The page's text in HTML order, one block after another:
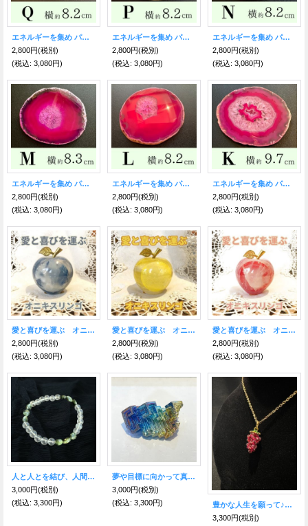
エネルギーを集め パワーを高める！瑪瑙（めのう）プレート ■Mサイズ■Q【約8.2センチ×7.7センチ】
2,800円(税別)
(税込: 3,080円)
エネルギーを集め パワーを高める！瑪瑙（めのう）プレート ■Mサイズ■P【約8.5センチ×8センチ】
2,800円(税別)
(税込: 3,080円)
エネルギーを集め パワーを高める！瑪瑙（めのう）プレート ■Mサイズ■N【約8.2センチ×7.4センチ】
2,800円(税別)
(税込: 3,080円)
エネルギーを集め パワーを高める！瑪瑙（めのう）プレート ■Mサイズ■M【約8.3センチ×7.2センチ】
2,800円(税別)
(税込: 3,080円)
エネルギーを集め パワーを高める！瑪瑙（めのう）プレート ■Mサイズ■L【約8.2センチ×7.2センチ】
2,800円(税別)
(税込: 3,080円)
エネルギーを集め パワーを高める！瑪瑙（めのう）プレート ■Mサイズ■K【約9.7センチ×7.8センチ】
2,800円(税別)
(税込: 3,080円)
愛と喜びを運ぶ オニキスりんご青色
2,800円(税別)
(税込: 3,080円)
愛と喜びを運ぶ オニキスりんご黄色
2,800円(税別)
(税込: 3,080円)
愛と喜びを運ぶ オニキスりんご桃色
2,800円(税別)
(税込: 3,080円)
人と人とを結び、人間関係を円滑にするセラフィナイト＆水晶ブレス
3,000円(税別)
(税込: 3,300円)
夢や目標に向かって真っ直ぐ前進させ、成功へ導く！ビスマス結晶 C
3,000円(税別)
(税込: 3,300円)
豊かな人生を願って♪富と豊穣の象徴、子宝にも●ガーネット葡萄ネックレス
3,300円(税別)